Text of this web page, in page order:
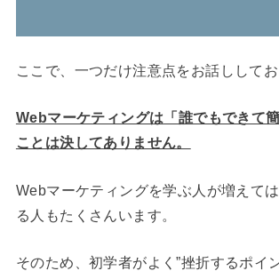
ここで、一つだけ注意点をお話ししてお
Webマーケティングは「誰でもできて
ことは決してありません。
Webマーケティングを学ぶ人が増えて
る人もたくさんいます。
そのため、初学者がよく”挫折するポイ